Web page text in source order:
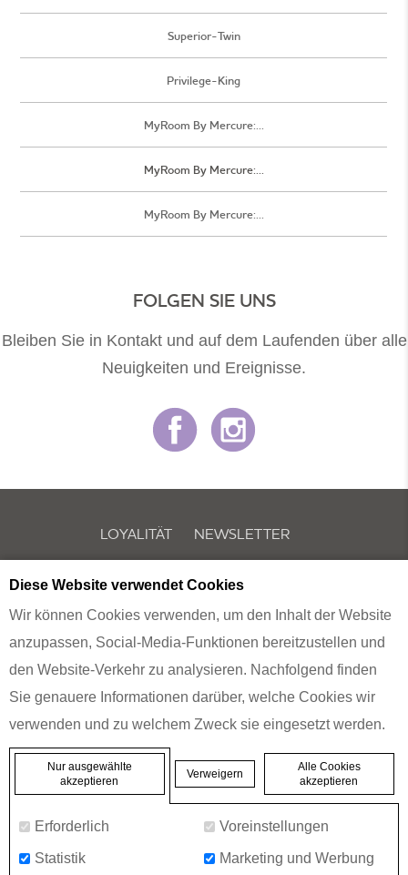
Diese Website verwendet Cookies
Wir können Cookies verwenden, um den Inhalt der Website
anzupassen, Social-Media-Funktionen bereitzustellen und
den Website-Verkehr zu analysieren. Nachfolgend finden
Sie genauere Informationen darüber, welche Cookies wir
verwenden und zu welchem Zweck sie eingesetzt werden.
Nur ausgewählte
akzeptieren
Verweigern
Alle Cookies
akzeptieren
Erforderlich Voreinstellungen
Statistik Marketing und Werbung
Superior-Twin
Privilege-King
MyRoom By Mercure:...
MyRoom By Mercure:...
MyRoom By Mercure:...
FOLGEN SIE UNS
Bleiben Sie in Kontakt und auf dem Laufenden über alle
Neuigkeiten und Ereignisse.
LOYALITÄT NEWSLETTER
COOKIE-RICHTLINIE & EINSTELLUNGEN
MERCUREBUCHAREST CITY CENTER
15 17 17A George Enescu Street, 10302 Bucharest, Romania
Telefon:+40 37 242 6000 +40 37 242 6001
© 2026 Mercure |Seitenverzeichnis Kontaktiere uns| Karriere